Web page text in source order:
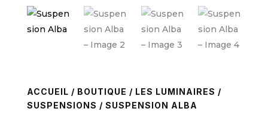
ACCUEIL / BOUTIQUE / LES LUMINAIRES /
SUSPENSIONS / SUSPENSION ALBA